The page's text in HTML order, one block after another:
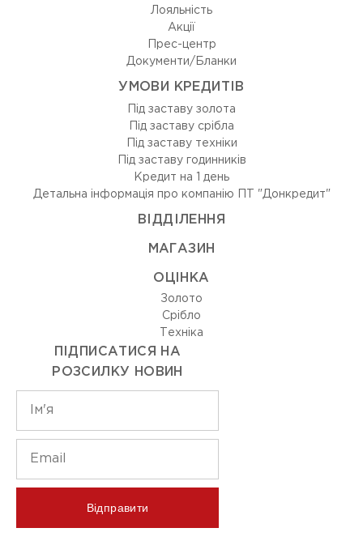
Лояльність
Акції
Прес-центр
Документи/Бланки
УМОВИ КРЕДИТІВ
Під заставу золота
Під заставу срібла
Під заставу техніки
Під заставу годинників
Кредит на 1 день
Детальна інформація про компанію ПТ "Донкредит"
ВIДДIЛЕННЯ
МАГАЗИН
ОЦIНКА
Золото
Срiбло
Технiка
ПІДПИСАТИСЯ НА
РОЗСИЛКУ НОВИН
Відправити